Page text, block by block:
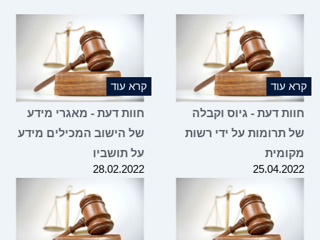
קרא עוד
חוות דעת - גיוס וקבלה
של תרומות על ידי רשות
מקומית
25.04.2022
קרא עוד
חוות דעת - מאגרי מידע
של הישוב המכילים מידע
על תושביו
28.02.2022